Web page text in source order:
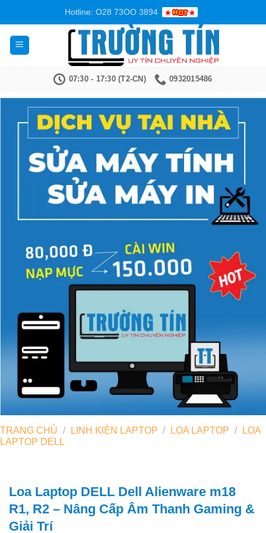
nội
dung
Hotline: O28 73OO 3894
07:30 - 17:30 (T2-CN) 0932015486
TRANG CHỦ / LINH KIỆN LAPTOP / LOA LAPTOP /
LOA
LAPTOP DELL
Loa Laptop DELL Dell Alienware m18
R1, R2 – Nâng Cấp Âm Thanh Gaming &
Giải Trí